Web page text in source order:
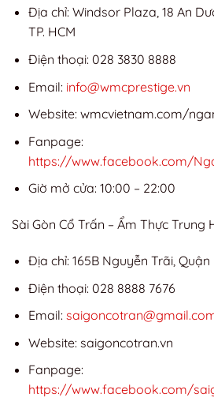
Địa chỉ: Windsor Plaza, 18 An
TP. HCM
Điện thoại: 028 3830 8888
Email: info@wmcprestige.vn
Website: wmcvietnam.com/
Fanpage:
https://www.facebook.com/
Giờ mở cửa: 10:00 – 22:00
Sài Gòn Cổ Trấn – Ẩm Thực Trung
Địa chỉ: 165B Nguyễn Trãi, Quận
Điện thoại: 028 8888 7676
Email:
Website: saigoncotran.vn
Fanpage:
https://www.facebook.com/